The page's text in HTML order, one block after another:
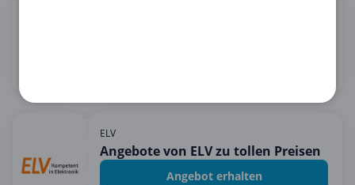
ELV
Angebote von ELV zu tollen Preisen
Angebot erhalten